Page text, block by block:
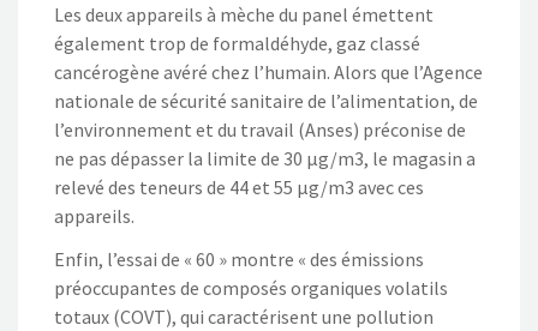
Les deux appareils à mèche du panel émettent
également trop de formaldéhyde, gaz classé
cancérogène avéré chez l’humain. Alors que l’Agence
nationale de sécurité sanitaire de l’alimentation, de
l’environnement et du travail (Anses) préconise de
ne pas dépasser la limite de 30 μg/m3, le magasin a
relevé des teneurs de 44 et 55 μg/m3 avec ces
appareils.
Enfin, l’essai de « 60 » montre « des émissions
préoccupantes de composés organiques volatils
totaux (COVT), qui caractérisent une pollution